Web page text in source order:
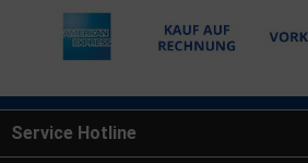
Service Hotline